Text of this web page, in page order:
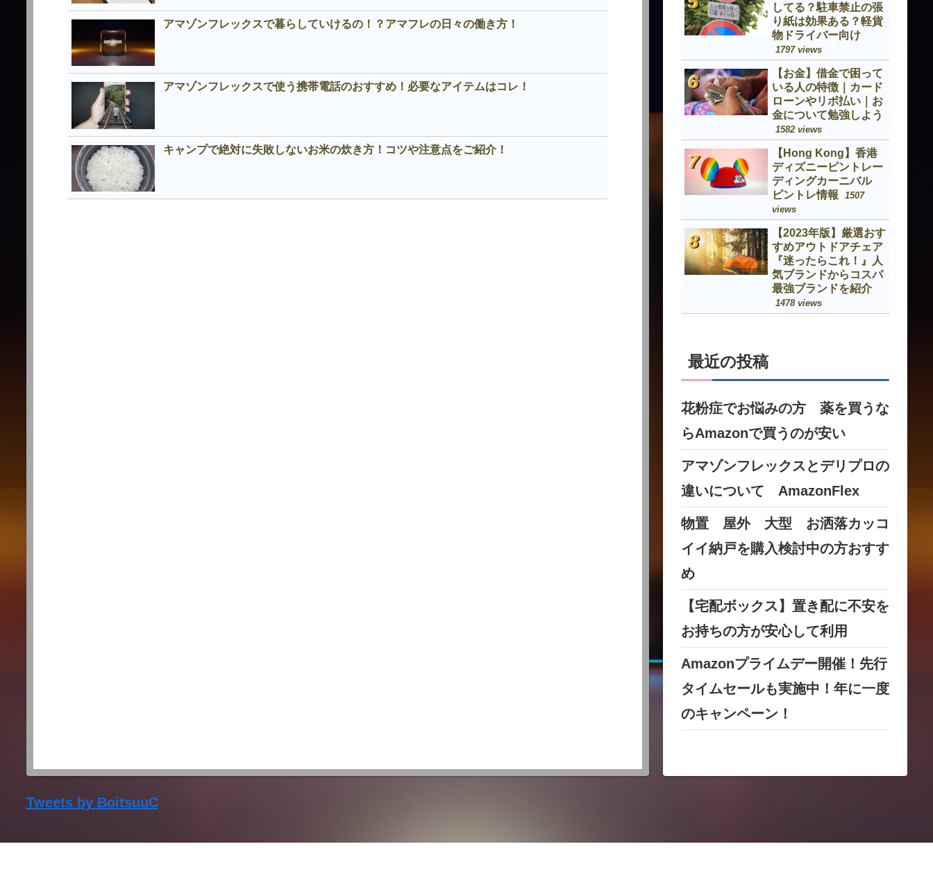
アマゾンフレックスで暮らしていけるの！？アマフレの日々の働き方！
アマゾンフレックスで使う携帯電話のおすすめ！必要なアイテムはコレ！
キャンプで絶対に失敗しないお米の炊き方！コツや注意点をご紹介！
してる？駐車禁止の張
り紙は効果ある？軽貨
物ドライバー向け
1797 views
【お金】借金で困って
いる人の特徴｜カード
ローンやリボ払い｜お
金について勉強しよう
1582 views
【Hong Kong】香港
ディズニーピントレー
ディングカーニバル
ピントレ情報
1507
views
【2023年版】厳選おす
すめアウトドアチェア
『迷ったらこれ！』人
気ブランドからコスパ
最強ブランドを紹介
1478 views
最近の投稿
花粉症でお悩みの方 薬を買うな
らAmazonで買うのが安い
アマゾンフレックスとデリプロの
違いについて AmazonFlex
物置 屋外 大型 お洒落カッコ
イイ納戸を購入検討中の方おすす
め
【宅配ボックス】置き配に不安を
お持ちの方が安心して利用
Amazonプライムデー開催！先行
タイムセールも実施中！年に一度
のキャンペーン！
Tweets by BoitsuuC